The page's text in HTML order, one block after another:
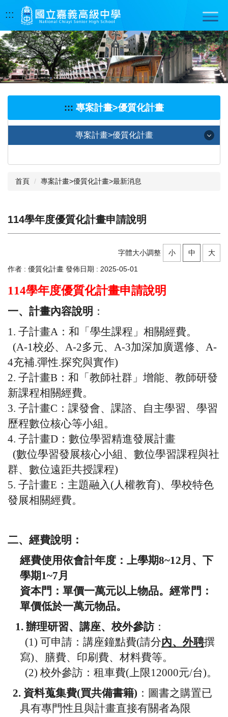
到
要
內
容
區
:::
::: 專案計畫>優質化計畫
專案計畫>優質化計畫
最新消息
計畫書
相關表格下載
首頁 專案計畫>優質化計畫>最新消息
114學年度優質化計畫申請說明
字體大小調整 小 中
大
作者 : 優質化計畫 發佈日期 : 2025-05-01
114學年度優質化計畫申請說明
一、計畫內容說明 ：
1. 子計畫A ：和「學生課程」相關經費。
(A-1校必、 A-2多元、 A-3加深加廣選修、 A-
4充補.彈性.探究與實作)
2. 子計畫B ：和「教師社群」增能、教師研發
新課程相關經費。
3. 子計畫C ：課發會、課諮、自主學習、學習
歷程數位核心等小組。
4. 子計畫D ：數位學習精進發展計畫
(數位學習發展核心小組、數位學習課程與社
群、數位遠距共授課程)
5. 子計畫E ：主題融入(人權教育)、學校特色
發展相關經費。
二、經費說明：
經費使用依會計年度：上學期8~12月、下
學期1~7月
資本門：單價一萬元以上物品。經常門：
單價低於一萬元物品。
1. 辦理研習、講座、校外參訪：
(1) 可申請：講座鐘點費(請分內、外聘撰
寫)、膳費、印刷費、材料費等。
(2) 校外參訪：租車費(上限12000元/台)。
2. 資料蒐集費(買共備書籍) ：圖書之購置已
具有專門性且與計畫直接有關者為限